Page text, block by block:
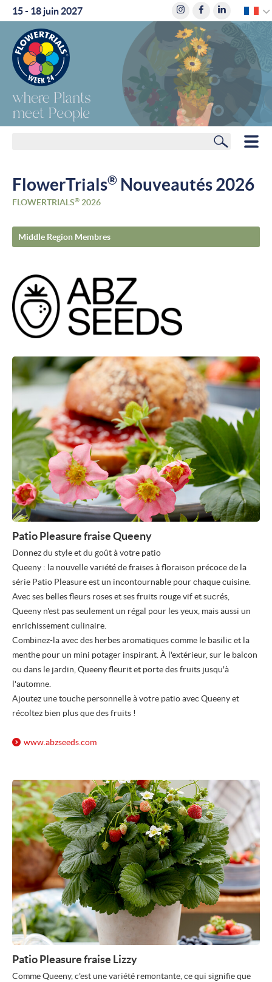
15 - 18 juin 2027
COMMUNIQUÉS DE PRESSE
BULLETIN
VIDEO REPORTS
VIDÉOS NOUVEAUTÉS
NOUVEAUTÉS 2026
PHOTOS
À PROPOS DE NOUS
À PROPOS DE FLOWERTRIALS®
CONTACT
where
Plants
meet
People
FlowerTrials® Nouveautés 2026
FLOWERTRIALS® 2026
Middle Region Membres
Patio Pleasure fraise Queeny
Donnez du style et du goût à votre patio
Queeny : la nouvelle variété de fraises à floraison précoce de la
série Patio Pleasure est un incontournable pour chaque cuisine.
Avec ses belles fleurs roses et ses fruits rouge vif et sucrés,
Queeny n'est pas seulement un régal pour les yeux, mais aussi un
enrichissement culinaire.
Combinez-la avec des herbes aromatiques comme le basilic et la
menthe pour un mini potager inspirant. À l'extérieur, sur le balcon
ou dans le jardin, Queeny fleurit et porte des fruits jusqu'à
l'automne.
Ajoutez une touche personnelle à votre patio avec Queeny et
récoltez bien plus que des fruits !
www.abzseeds.com
Patio Pleasure fraise Lizzy
Comme Queeny, c'est une variété remontante, ce qui signifie que